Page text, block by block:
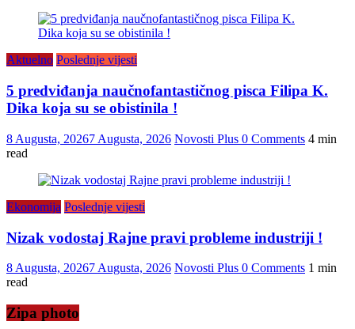
Aktuelno Poslednje vijesti
5 predviđanja naučnofantastičnog pisca Filipa K.
Dika koja su se obistinila !
8 Augusta, 20267 Augusta, 2026 Novosti Plus 0 Comments 4 min
read
Ekonomija Poslednje vijesti
Nizak vodostaj Rajne pravi probleme industriji !
8 Augusta, 20267 Augusta, 2026 Novosti Plus 0 Comments 1 min
read
Zipa photo